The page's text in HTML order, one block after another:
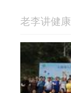
老李讲健